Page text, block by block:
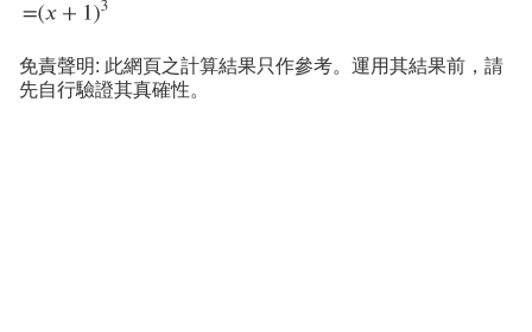
免責聲明: 此網頁之計算結果只作參考。運用其結果前，請
先自行驗證其真確性。